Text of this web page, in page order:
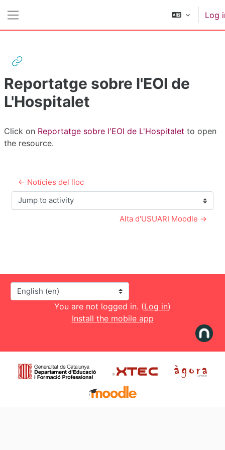
Log
Reportatge sobre l'EOI de
L'Hospitalet
Click on Reportatge sobre l'EOI de L'Hospitalet to open
the resource.
← Notícies del lloc
Jump to activity
Alta d'USUARI Moodle →
Language
You are not logged in. (Log in)
Install the mobile app